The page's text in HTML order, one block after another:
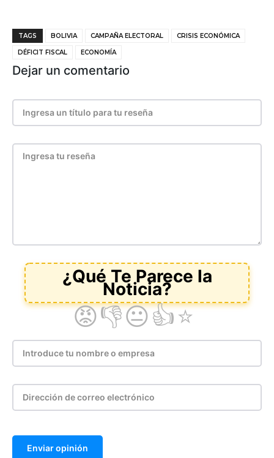
TAGS BOLIVIA CAMPAÑA ELECTORAL CRISIS ECONÓMICA
DÉFICIT FISCAL ECONOMÍA
Dejar un comentario
Enviar opinión